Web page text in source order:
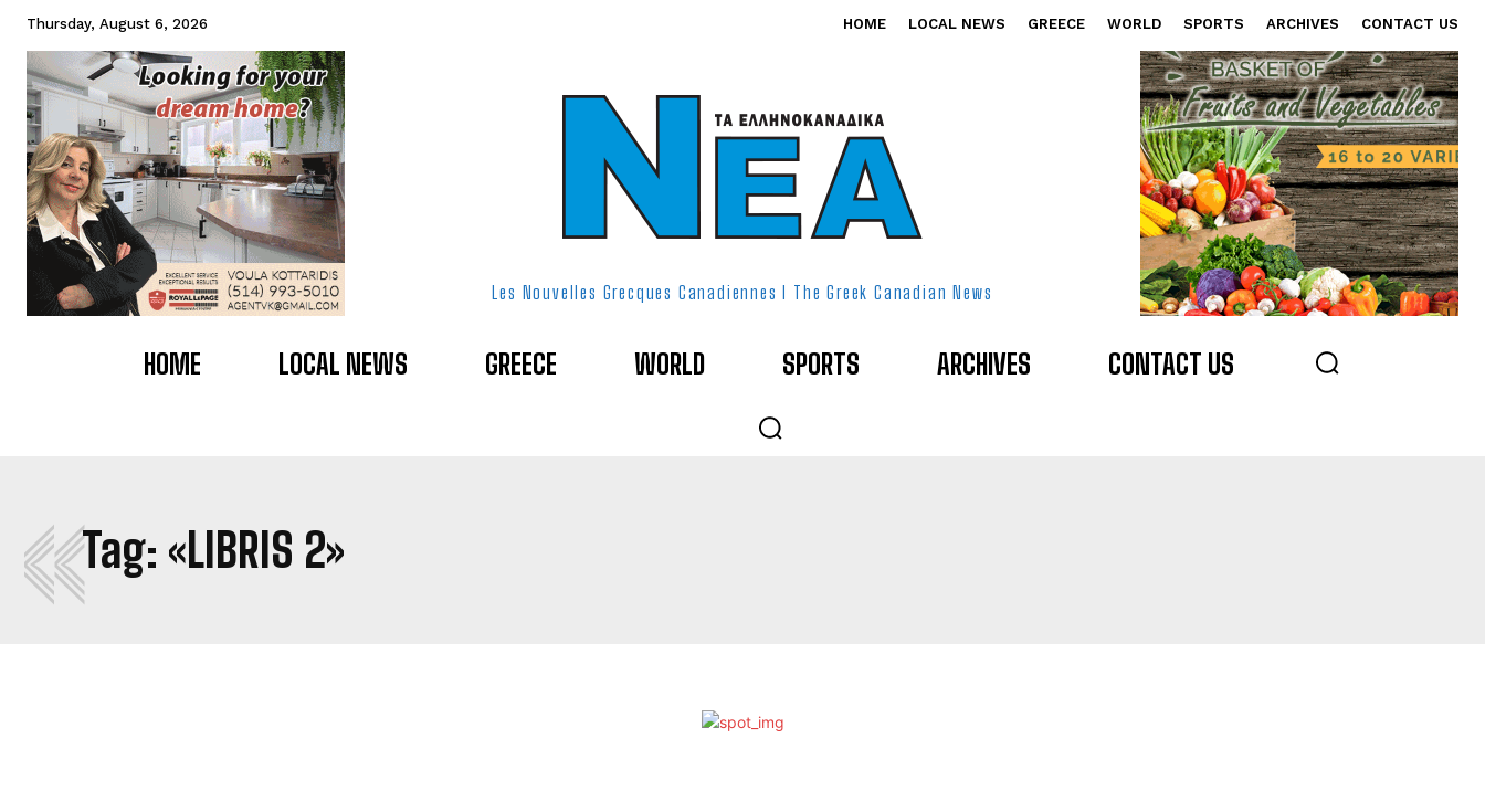
Thursday, August 6, 2026 HOME LOCAL NEWS GREECE WORLD SPORTS ARCHIVES CONTACT US
Les Nouvelles Grecques Canadiennes I The Greek Canadian News
HOME LOCAL NEWS GREECE WORLD SPORTS ARCHIVES CONTACT US
Tag: «LIBRIS 2»
«